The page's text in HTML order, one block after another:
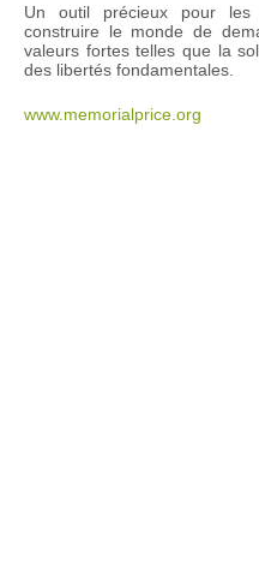
Un outil précieux pour les
construire le monde de
valeurs fortes telles que la
des libertés fondamentales.
www.memorialprice.org